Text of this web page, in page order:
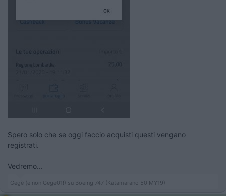
Spero solo che se oggi faccio acquisti questi vengano
registrati.
Vedremo...
Gegè (e non Gege01!) su Boeing 747 (Katamarano 50 MY19)